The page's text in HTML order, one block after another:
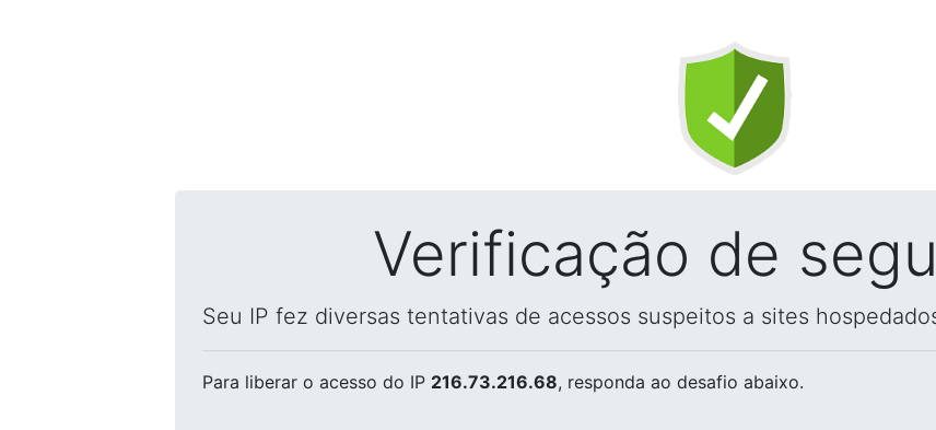
Verificação de
Seu IP fez diversas tentativas de acessos suspeitos a sites
Para liberar o acesso do IP 216.73.216.68, responda ao desafio abaixo.